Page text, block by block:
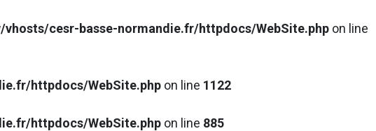
vhosts/cesr-basse-normandie.fr/httpdocs/WebSite.php on line
httpdocs/WebSite.php on line 1122
httpdocs/WebSite.php on line 885